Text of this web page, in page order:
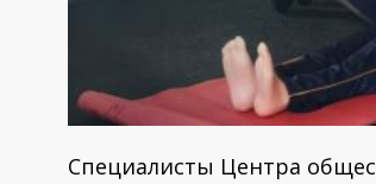
Специалисты Центра